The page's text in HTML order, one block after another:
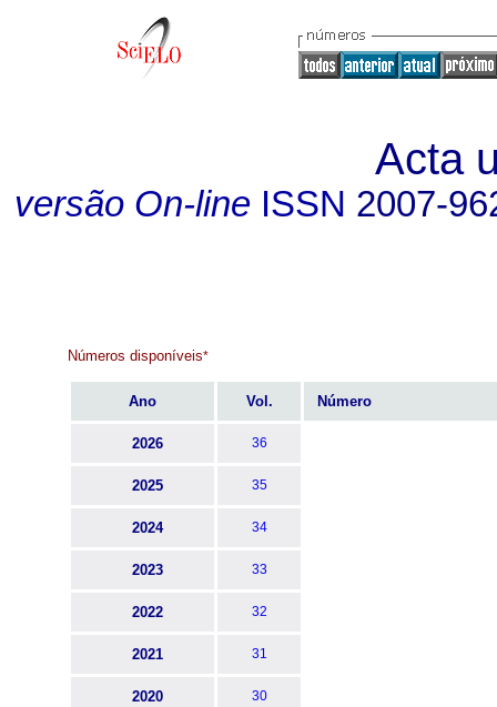
Acta
versão On-line ISSN 2007-
Números disponíveis*
Ano Vol. Número
2026 36
2025 35
2024 34
2023 33
2022 32
2021 31
2020 30